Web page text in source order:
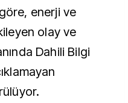
enerji ve
olay ve
Dahili Bilgi